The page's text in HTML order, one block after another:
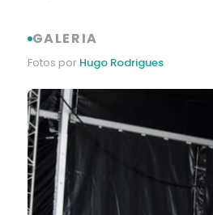
GALERIA
Fotos por Hugo Rodrigues